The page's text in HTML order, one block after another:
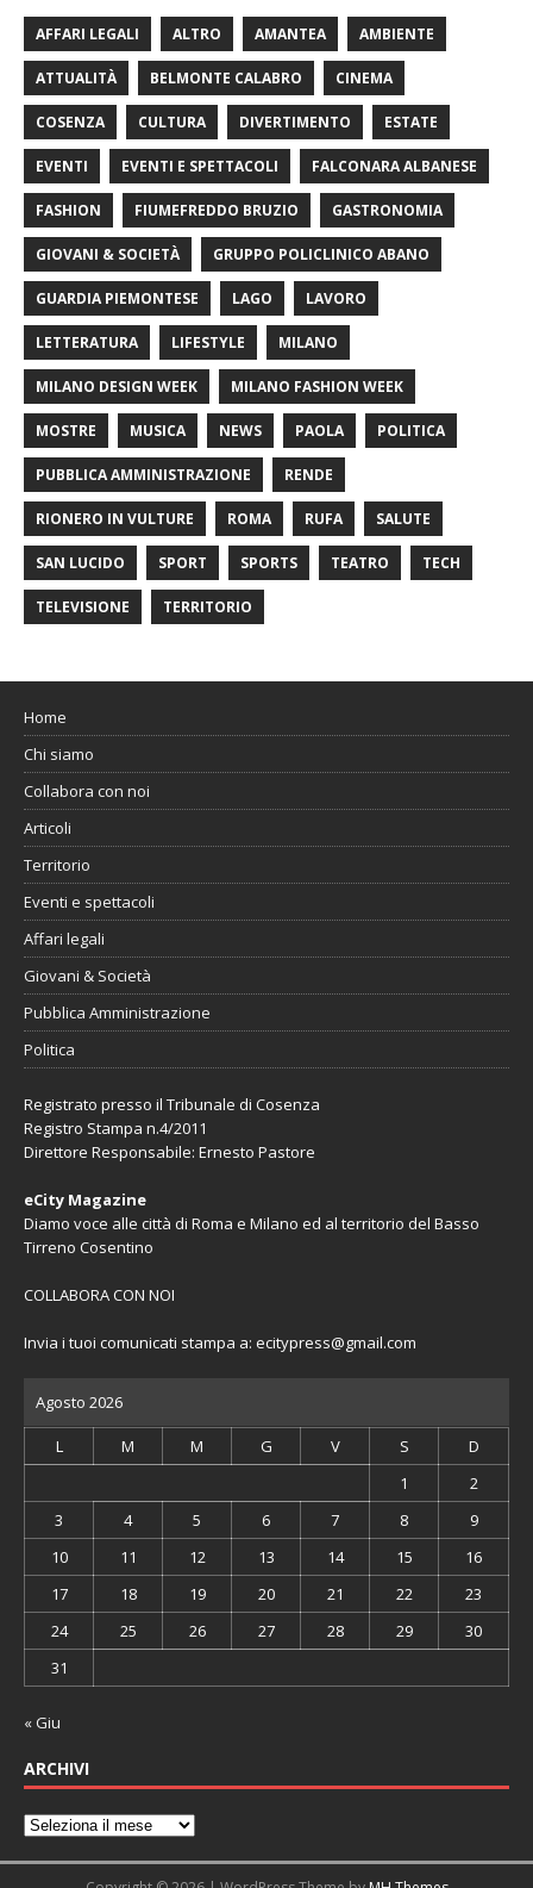
AFFARI LEGALI ALTRO AMANTEA AMBIENTE
ATTUALITÀ BELMONTE CALABRO CINEMA
COSENZA CULTURA DIVERTIMENTO ESTATE
EVENTI EVENTI E SPETTACOLI FALCONARA ALBANESE
FASHION FIUMEFREDDO BRUZIO GASTRONOMIA
GIOVANI & SOCIETÀ GRUPPO POLICLINICO ABANO
GUARDIA PIEMONTESE LAGO LAVORO
LETTERATURA LIFESTYLE MILANO
MILANO DESIGN WEEK MILANO FASHION WEEK
MOSTRE MUSICA NEWS PAOLA POLITICA
PUBBLICA AMMINISTRAZIONE RENDE
RIONERO IN VULTURE ROMA RUFA SALUTE
SAN LUCIDO SPORT SPORTS TEATRO TECH
TELEVISIONE TERRITORIO
Home
Chi siamo
Collabora con noi
Articoli
Territorio
Eventi e spettacoli
Affari legali
Giovani & Società
Pubblica Amministrazione
Politica
Registrato presso il Tribunale di Cosenza
Registro Stampa n.4/2011
Direttore Responsabile: Ernesto Pastore
eCity Magazine
Diamo voce alle città di Roma e Milano ed al territorio del Basso
Tirreno Cosentino
COLLABORA CON NOI
Invia i tuoi comunicati stampa a: ecitypress@gmail.com
Agosto 2026
L M M G V S
D
1
2
3
4 5 6 7 8
9
10
11 12 13 14 15
16
17
18 19 20 21 22
23
24
25 26 27 28 29
30
31
« Giu
ARCHIVI